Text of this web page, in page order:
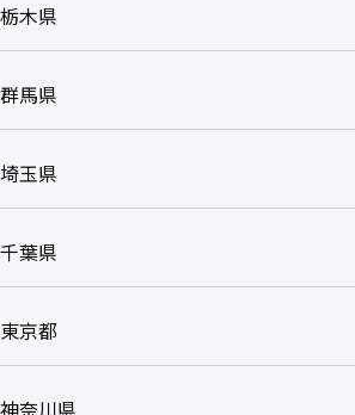
栃木県
群馬県
埼玉県
千葉県
東京都
神奈川県